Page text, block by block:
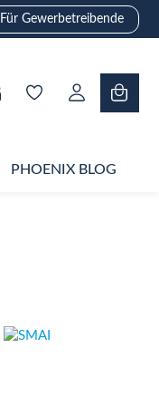
Für Gewerbetreibende
PHOENIX BLOG